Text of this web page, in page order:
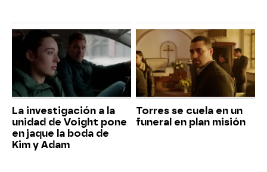
La investigación a la
unidad de Voight pone
en jaque la boda de
Kim y Adam
Torres se cuela en un
funeral en plan misión